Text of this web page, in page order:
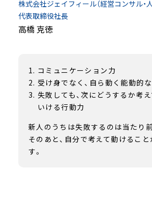
株式会社ジェイフィール（経営コンサル・
代表取締役社長
高橋 克徳
コミュニケーション力
受け身でなく、自ら動く能動的
失敗しても、次にどうするか考
いける行動力
新人のうちは失敗するのは当たり前
そのあと、自分で考えて動けるこ
す。